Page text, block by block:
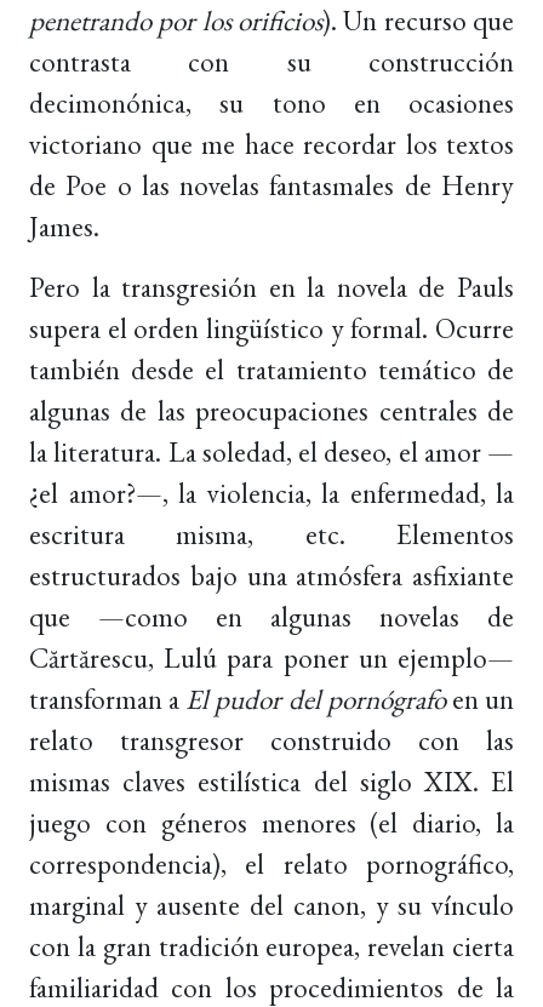
penetrando por los orificios). Un recurso que
contrasta con su construcción
decimonónica, su tono en ocasiones
victoriano que me hace recordar los textos
de Poe o las novelas fantasmales de Henry
James.
Pero la transgresión en la novela de Pauls
supera el orden lingüístico y formal. Ocurre
también desde el tratamiento temático de
algunas de las preocupaciones centrales de
la literatura. La soledad, el deseo, el amor —
¿el amor?—, la violencia, la enfermedad, la
escritura misma, etc. Elementos
estructurados bajo una atmósfera asfixiante
que —como en algunas novelas de
Cărtărescu, Lulú para poner un ejemplo—
transforman a El pudor del pornógrafoen un
relato transgresor construido con las
mismas claves estilística del siglo XIX. El
juego con géneros menores (el diario, la
correspondencia), el relato pornográfico,
marginal y ausente del canon, y su vínculo
con la gran tradición europea, revelan cierta
familiaridad con los procedimientos de la